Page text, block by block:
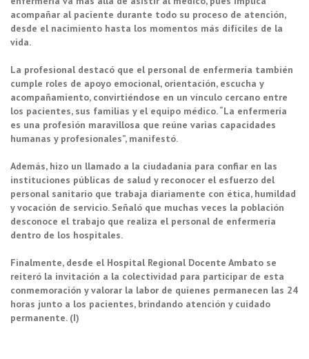
acompañar al paciente durante todo su proceso de atención,
desde el nacimiento hasta los momentos más difíciles de la
vida.
La profesional destacó que el personal de enfermería también
cumple roles de apoyo emocional, orientación, escucha y
acompañamiento, convirtiéndose en un vínculo cercano entre
los pacientes, sus familias y el equipo médico. “La enfermería
es una profesión maravillosa que reúne varias capacidades
humanas y profesionales”, manifestó.
Además, hizo un llamado a la ciudadanía para confiar en las
instituciones públicas de salud y reconocer el esfuerzo del
personal sanitario que trabaja diariamente con ética, humildad
y vocación de servicio. Señaló que muchas veces la población
desconoce el trabajo que realiza el personal de enfermería
dentro de los hospitales.
Finalmente, desde el Hospital Regional Docente Ambato se
reiteró la invitación a la colectividad para participar de esta
conmemoración y valorar la labor de quienes permanecen las 24
horas junto a los pacientes, brindando atención y cuidado
permanente. (I)